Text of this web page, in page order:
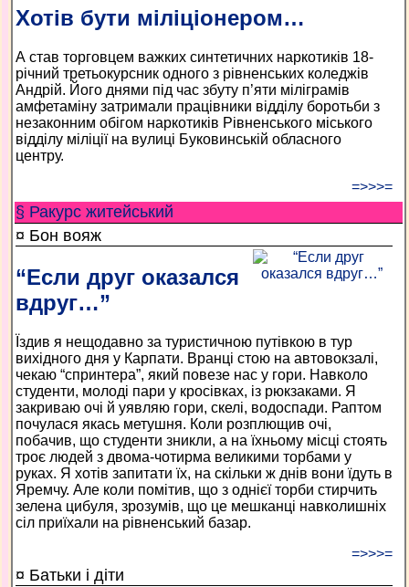
Хотів бути міліціонером…
А став торговцем важких синтетичних наркотиків 18-
річний третьокурсник одного з рівненських коледжів
Андрій. Його днями під час збуту п’яти міліграмів
амфетаміну затримали працівники відділу боротьби з
незаконним обігом наркотиків Рівненського міського
відділу міліції на вулиці Буковинській обласного
центру.
=>>>=
§ Ракурс житейський
¤ Бон вояж
“Если друг оказался
вдруг…”
Їздив я нещодавно за туристичною путівкою в тур
вихідного дня у Карпати. Вранці стою на автовокзалі,
чекаю “спринтера”, який повезе нас у гори. Навколо
студенти, молоді пари у кросівках, із рюкзаками. Я
закриваю очі й уявляю гори, скелі, водоспади. Раптом
почулася якась метушня. Коли розплющив очі,
побачив, що студенти зникли, а на їхньому місці стоять
троє людей з двома-чотирма великими торбами у
руках. Я хотів запитати їх, на скільки ж днів вони їдуть в
Яремчу. Але коли помітив, що з однієї торби стирчить
зелена цибуля, зрозумів, що це мешканці навколишніх
сіл приїхали на рівненський базар.
=>>>=
¤ Батьки і діти